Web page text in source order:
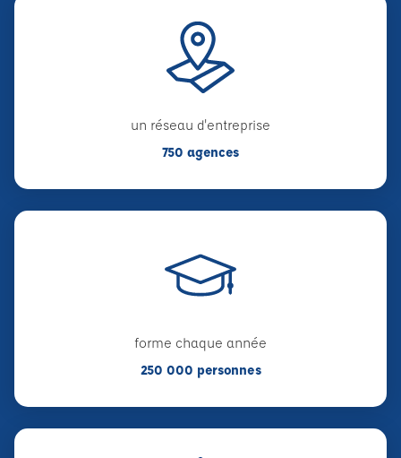
un réseau d'entreprise
750 agences
forme chaque année
250 000 personnes